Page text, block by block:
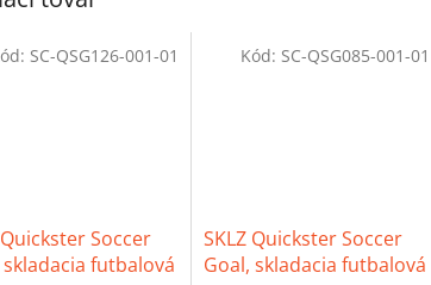
Quickster Soccer
skladacia futbalová
SC-QSG126-001-01
SKLZ Quickster Soccer
Goal, skladacia futbalová
Kód: SC-QSG085-001-01